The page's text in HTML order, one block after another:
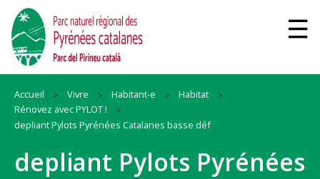
Accueil Vivre Habitant-e
Habitat
Rénovez avec PYLOT !
depliant Pylots Pyrénées Catalanes basse déf
depliant Pylots Pyrénées